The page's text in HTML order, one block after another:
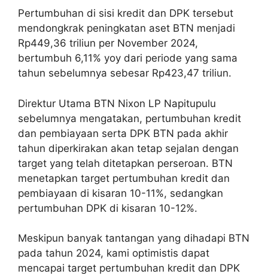
Pertumbuhan di sisi kredit dan DPK tersebut
mendongkrak peningkatan aset BTN menjadi
Rp449,36 triliun per November 2024,
bertumbuh 6,11% yoy dari periode yang sama
tahun sebelumnya sebesar Rp423,47 triliun.
Direktur Utama BTN Nixon LP Napitupulu
sebelumnya mengatakan, pertumbuhan kredit
dan pembiayaan serta DPK BTN pada akhir
tahun diperkirakan akan tetap sejalan dengan
target yang telah ditetapkan perseroan. BTN
menetapkan target pertumbuhan kredit dan
pembiayaan di kisaran 10-11%, sedangkan
pertumbuhan DPK di kisaran 10-12%.
Meskipun banyak tantangan yang dihadapi BTN
pada tahun 2024, kami optimistis dapat
mencapai target pertumbuhan kredit dan DPK